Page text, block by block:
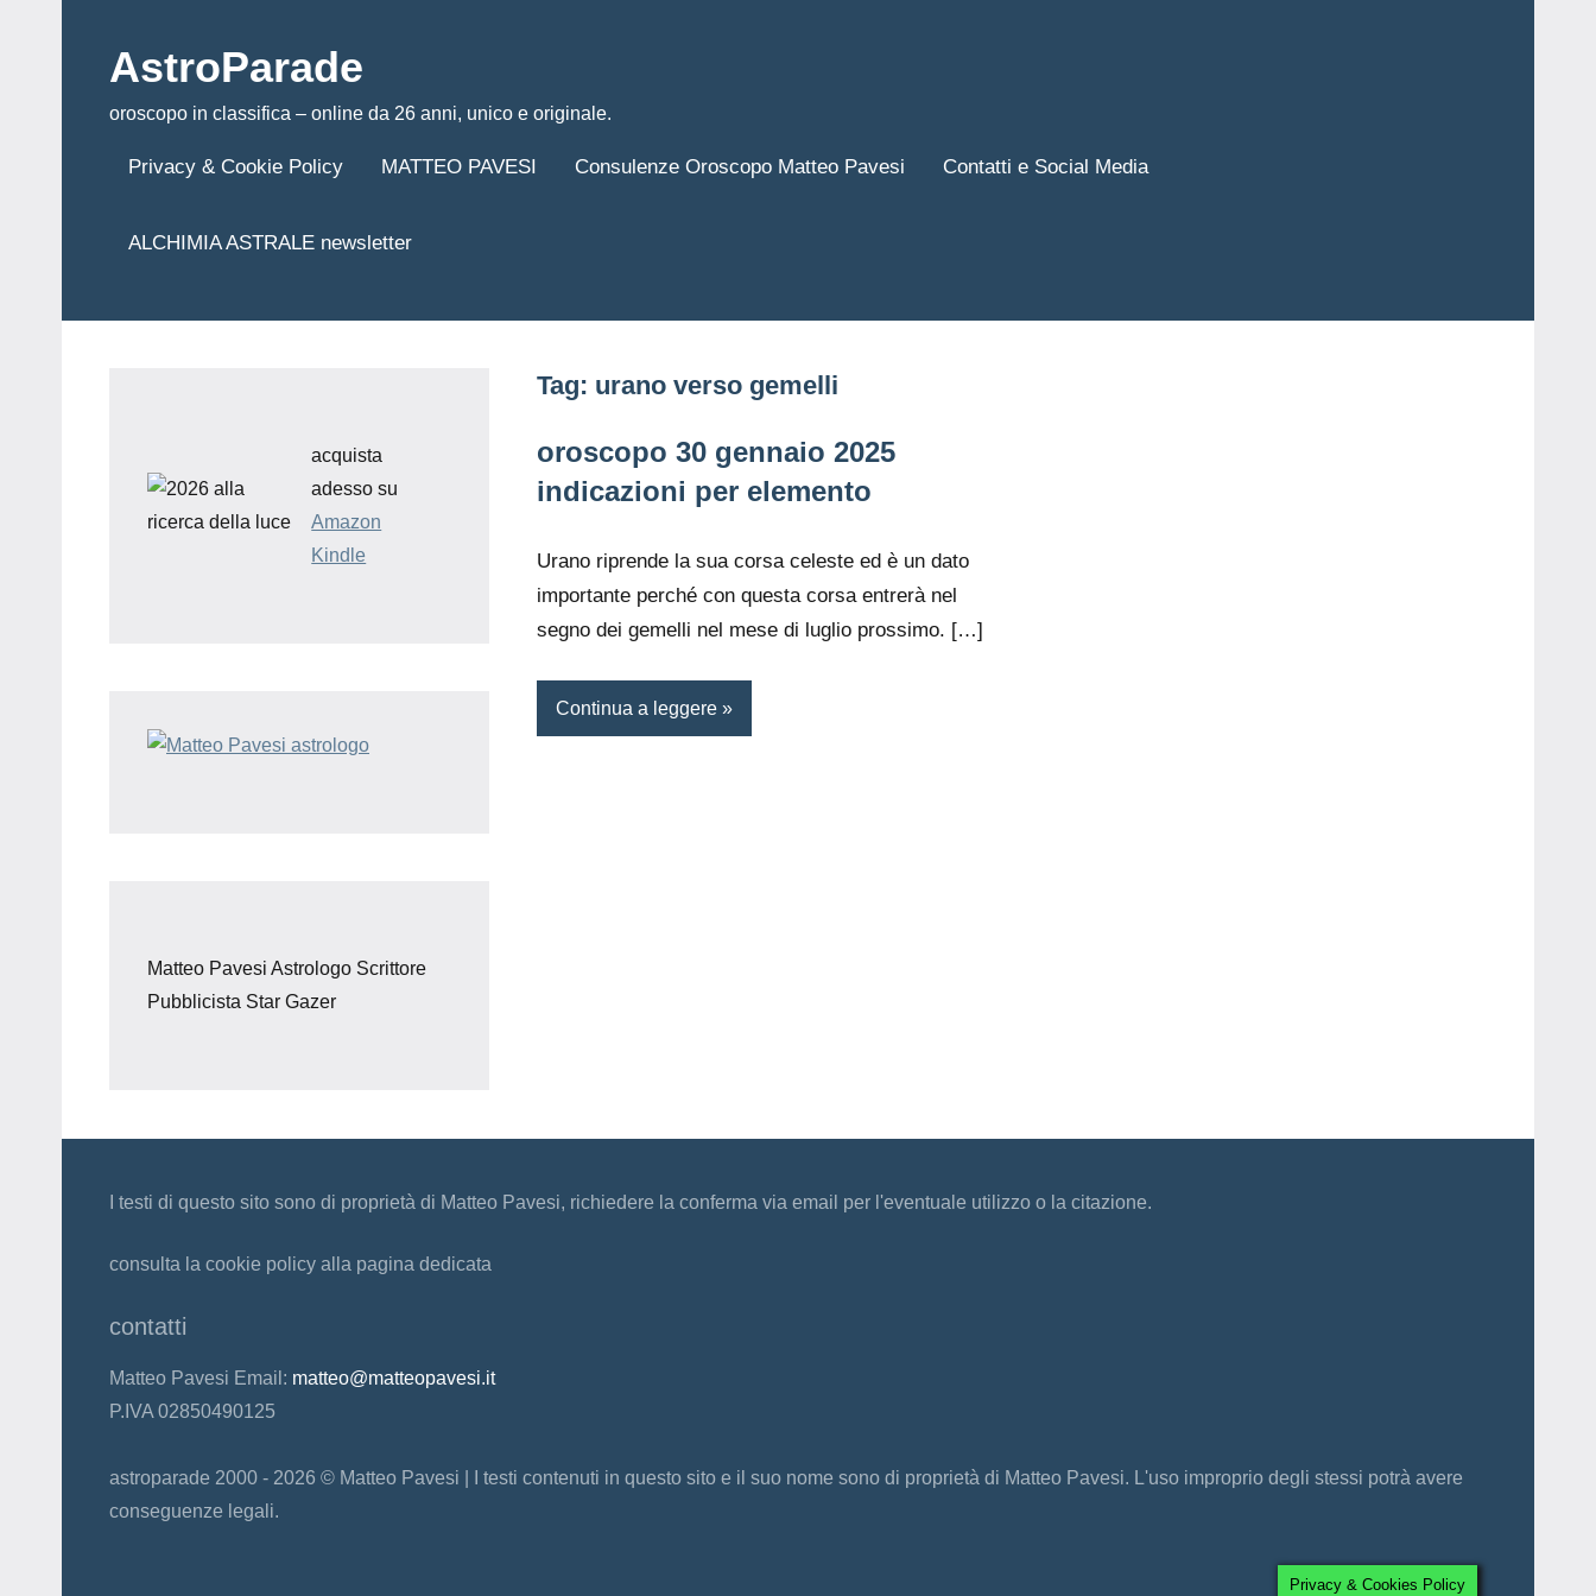
contenutoAstroParade
oroscopo in classifica – online da 26 anni, unico e originale.
Privacy & Cookie Policy MATTEO PAVESI Consulenze Oroscopo Matteo Pavesi Contatti e Social Media
ALCHIMIA ASTRALE newsletter
Tag: urano verso gemelli
oroscopo 30 gennaio 2025
indicazioni per elemento
Urano riprende la sua corsa celeste ed è un dato
importante perché con questa corsa entrerà nel
segno dei gemelli nel mese di luglio prossimo. […]
Continua a leggere
acquista
adesso su
Amazon
Kindle
Matteo Pavesi Astrologo Scrittore
Pubblicista Star Gazer
I testi di questo sito sono di proprietà di Matteo Pavesi, richiedere la conferma via email per l'eventuale utilizzo o la citazione.
consulta la cookie policy alla pagina dedicata
contatti
Matteo Pavesi Email: matteo@matteopavesi.it
P.IVA 02850490125
astroparade 2000 - 2026 © Matteo Pavesi | I testi contenuti in questo sito e il suo nome sono di proprietà di Matteo Pavesi. L'uso improprio degli stessi potrà avere
conseguenze legali.
Privacy & Cookies Policy